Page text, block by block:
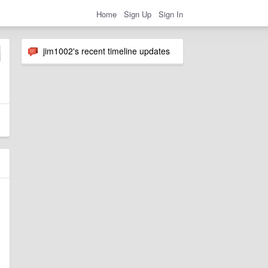
Home Sign Up Sign In
jim1002's recent timeline updates